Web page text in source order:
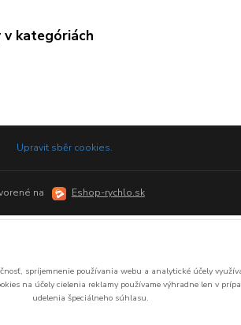
v kategóriách
Upravit sběr cookies.
na Eshop-rychlo.sk
spríjemnenie používania webu a analytické účely
na účely cielenia reklamy používame výhradne len v
udelenia špeciálneho súhlasu.